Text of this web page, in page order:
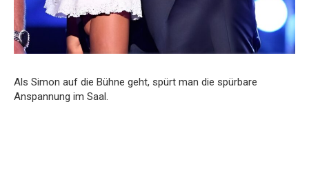
Als Simon auf die Bühne geht, spürt man die spürbare
Anspannung im Saal.